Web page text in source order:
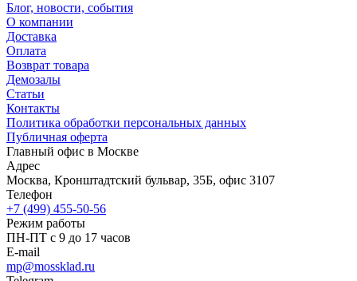
Блог, новости, события
О компании
Доставка
Оплата
Возврат товара
Демозалы
Статьи
Контакты
Политика обработки персональных данных
Публичная оферта
Главный офис в Москве
Адрес
Москва, Кронштадтский бульвар, 35Б, офис 3107
Телефон
+7 (499) 455-50-56
Режим работы
ПН-ПТ с 9 до 17 часов
E-mail
mp@mossklad.ru